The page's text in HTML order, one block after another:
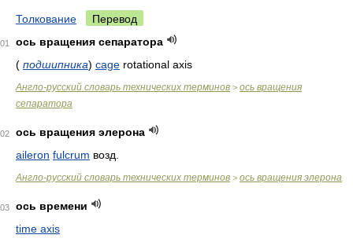
Толкование Перевод
ось вращения сепаратора
( подшипника) cage rotational axis
Англо-русский словарь технических терминов > ось вращения
сепаратора
ось вращения элерона
aileron fulcrum возд.
Англо-русский словарь технических терминов > ось вращения элерона
ось времени
time axis